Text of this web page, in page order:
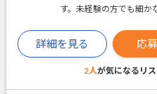
す。未経験の方でも細か
詳細を見る 応
2人が気になるリ